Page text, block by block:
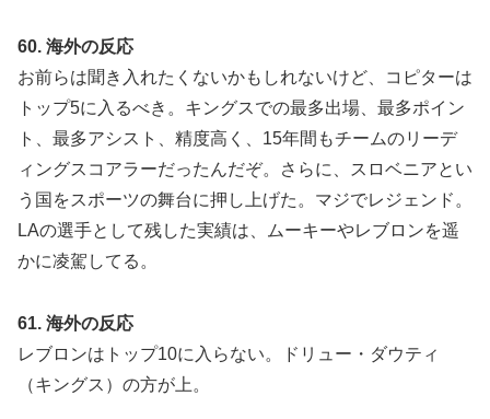
60. 海外の反応
お前らは聞き入れたくないかもしれないけど、コピターは
トップ5に入るべき。キングスでの最多出場、最多ポイン
ト、最多アシスト、精度高く、15年間もチームのリーデ
ィングスコアラーだったんだぞ。さらに、スロベニアとい
う国をスポーツの舞台に押し上げた。マジでレジェンド。
LAの選手として残した実績は、ムーキーやレブロンを遥
かに凌駕してる。
61. 海外の反応
レブロンはトップ10に入らない。ドリュー・ダウティ
（キングス）の方が上。